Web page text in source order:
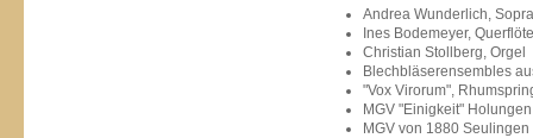
Andrea Wunderlich,
Ines Bodemeyer, Querflöte
Christian Stollberg, Orgel
Blechbläserensembles
"Vox Virorum",
MGV "Einigkeit" Holungen
MGV von 1880 Seulingen